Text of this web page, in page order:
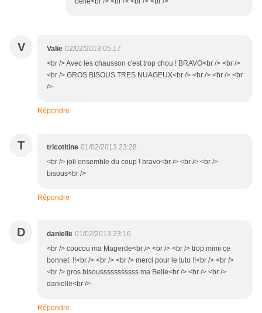
V Valie 02/02/2013 05:17
<br /> Avec les chausson c'est trop chou ! BRAVO<br /> <br />
<br /> GROS BISOUS TRES NUAGEUX<br /> <br /> <br /> <br
/>
Répondre
T tricotitine 01/02/2013 23:28
<br /> joli ensemble du coup ! bravo<br /> <br /> <br />
bisous<br />
Répondre
D danielle 01/02/2013 23:16
<br /> coucou ma Magerde<br /> <br /> <br /> trop mimi ce
bonnet !!<br /> <br /> <br /> merci pour le tuto !!<br /> <br />
<br /> gros bisousssssssssss ma Belle<br /> <br /> <br />
danielle<br />
Répondre